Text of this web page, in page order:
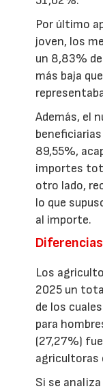
Por último
joven, los
un 8,83%
más baja
Además, el
89,55%,
importes
otro lado,
lo que
al importe.
Los
2025 un
de los
para
(27,27%)
agricultoras
Si se